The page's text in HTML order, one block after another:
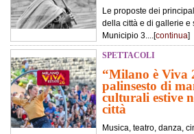
Le proposte dei
della città e di gallerie e
Municipio 3....[continua]
SPETTACOLI
“Milano è Viva
palinsesto di
culturali estive
città
Musica, teatro, danza,